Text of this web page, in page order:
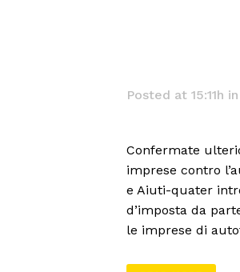
Posted at 15:11h in
Confermate
imprese contro
e Aiuti-quater
d’imposta da
le imprese di